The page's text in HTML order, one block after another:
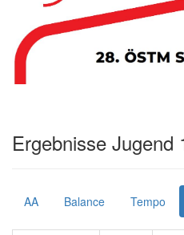
Ergebnisse Jugend
AA Balance Tempo